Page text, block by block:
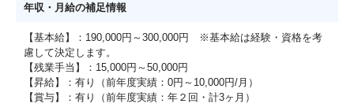
年収・月給の補足情報
【基本給】：190,000円～300,000円 ※基本給は経験・資格を考
慮して決定します。
【残業手当】：15,000円～50,000円
【昇給】：有り（前年度実績：0円～10,000円/月）
【賞与】：有り（前年度実績：年２回・計3ヶ月）